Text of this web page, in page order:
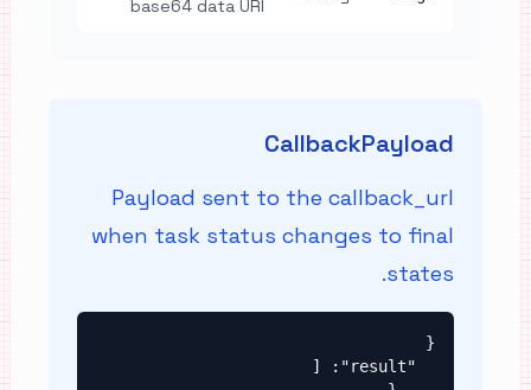
base64 data URI
CallbackPayload
Payload sent to the callback_url
when task status changes to final
states.